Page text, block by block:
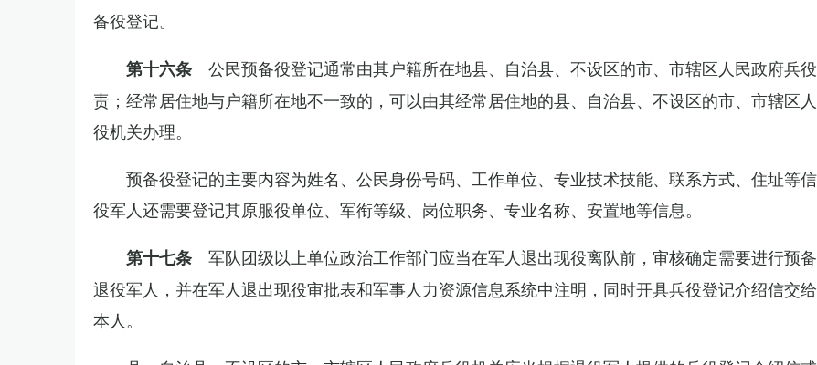
备役登记。
第十六条 公民预备役登记通常由其户籍所在地县、自治县、不设区的市、市辖区人民政府兵
责；经常居住地与户籍所在地不一致的，可以由其经常居住地的县、自治县、不设区的市、市辖区
役机关办理。
预备役登记的主要内容为姓名、公民身份号码、工作单位、专业技术技能、联系方式、住址等
役军人还需要登记其原服役单位、军衔等级、岗位职务、专业名称、安置地等信息。
第十七条 军队团级以上单位政治工作部门应当在军人退出现役离队前，审核确定需要进行预
退役军人，并在军人退出现役审批表和军事人力资源信息系统中注明，同时开具兵役登记介绍信交
本人。